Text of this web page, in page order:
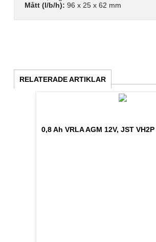
Mått (l/b/h): 96 x 25 x 62 mm
RELATERADE ARTIKLAR
0,8 Ah VRLA AGM 12V, JST VH2P